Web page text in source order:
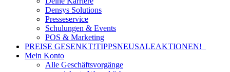
Densys Solutions
Presseservice
Schulungen & Events
POS & Marketing
PREISE GESENKT!TIPPSNEUSALEAKTIONEN!
Mein Konto
Alle Geschäftsvorgänge